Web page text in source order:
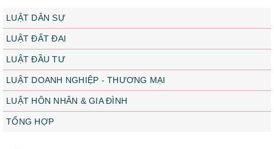
LUẬT DÂN SỰ
LUẬT ĐẤT ĐAI
LUẬT ĐẦU TƯ
LUẬT DOANH NGHIỆP - THƯƠNG MẠI
LUẬT HÔN NHÂN & GIA ĐÌNH
TỔNG HỢP